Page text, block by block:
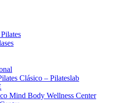
Clásico – Pilateslab
Mind Body Wellness Center